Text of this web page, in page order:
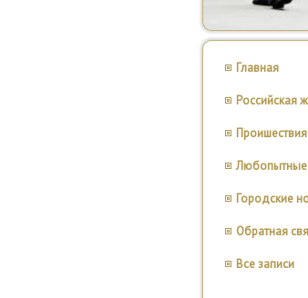
Главная
Российская
Проишествия
Любопытные
Городские
Обратная
Все записи